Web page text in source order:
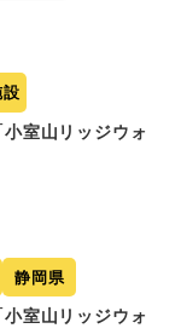
小室山リッジウォ
静岡県
小室山リッジウォ